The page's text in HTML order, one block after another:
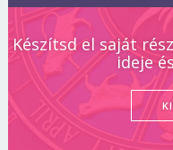
Készítsd el saját
ideje